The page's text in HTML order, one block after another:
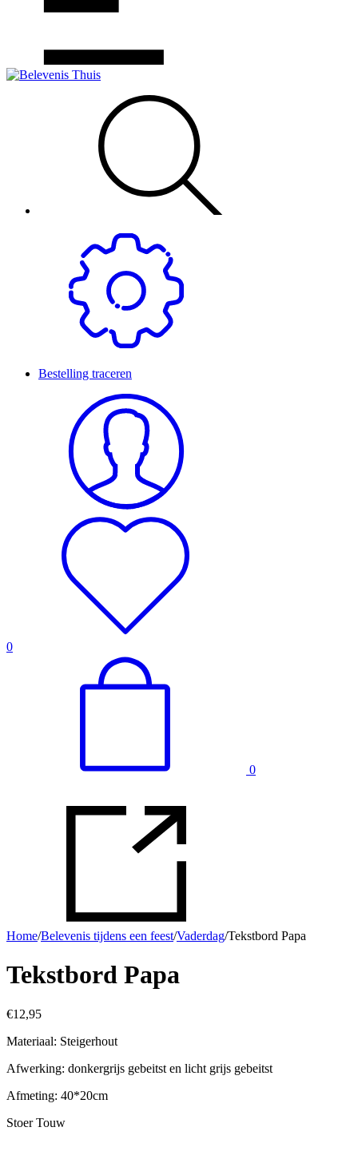
Bestelling traceren
0
0
Home/Belevenis tijdens een feest/Vaderdag/Tekstbord Papa
Tekstbord Papa
€12,95
Materiaal: Steigerhout
Afwerking: donkergrijs gebeitst en licht grijs gebeitst
Afmeting: 40*20cm
Stoer Touw